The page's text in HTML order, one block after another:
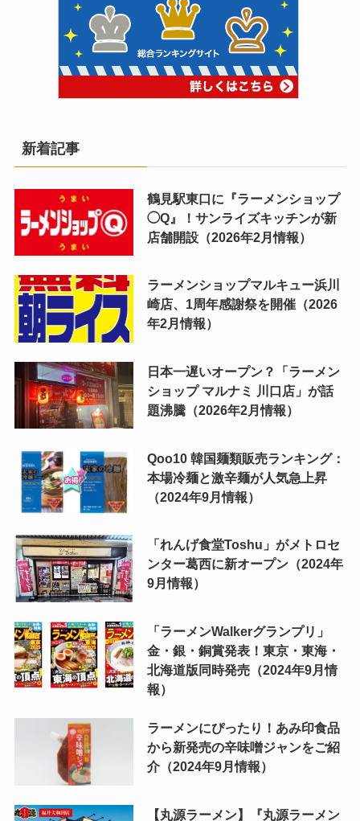
新着記事
鶴見駅東口に『ラーメンショップ
◯Q』！サンライズキッチンが新
店舗開設（2026年2月情報）
ラーメンショップマルキュー浜川
崎店、1周年感謝祭を開催（2026
年2月情報）
日本一遅いオープン？「ラーメン
ショップ マルナミ 川口店」が話
題沸騰（2026年2月情報）
Qoo10 韓国麺類販売ランキング：
本場冷麺と激辛麺が人気急上昇
（2024年9月情報）
「れんげ食堂Toshu」がメトロセ
ンター葛西に新オープン（2024年
9月情報）
「ラーメンWalkerグランプリ」
金・銀・銅賞発表！東京・東海・
北海道版同時発売（2024年9月情
報）
ラーメンにぴったり！あみ印食品
から新発売の辛味噌ジャンをご紹
介（2024年9月情報）
【丸源ラーメン】『丸源ラーメン